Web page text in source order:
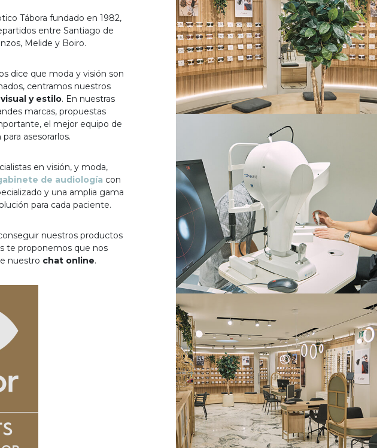
Tábora fundado en 1982,
entre Santiago de
Melide y Boiro.
dice que moda y visión son
centramos nuestros
y estilo. En nuestras
marcas, propuestas
el mejor equipo de
asesorarlos.
en visión, y moda,
de audiología con
y una amplia gama
para cada paciente.
nuestros productos
te proponemos que nos
nuestro chat online.